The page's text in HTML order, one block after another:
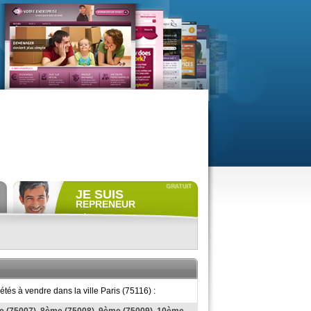
JE SUIS
REPRENEUR
Déposer gratuitementune
ACCÈS REPRENEUR
à vendre dans la ville Paris (75116) :